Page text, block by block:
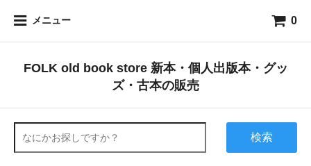
メニュー 0
FOLK old book store 新本・個人出版本・グッ
ズ・古本の販売
検索